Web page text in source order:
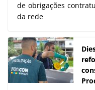
de obrigações
da rede